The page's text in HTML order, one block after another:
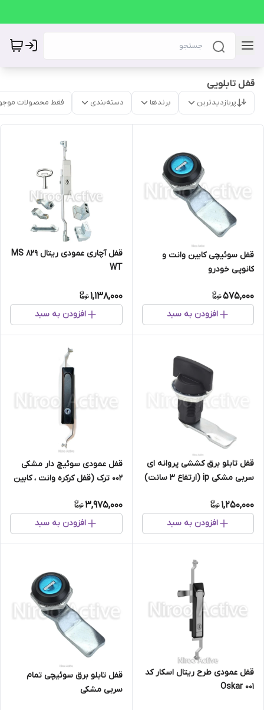
قفل تابلویی
پربازدیدترین برندها دسته‌بندی فقط محصولات
قفل سوئیچی کابین وانت و
کانوپی خودرو
575,000
افزودن به سبد
قفل آچاری عمودی ریتال MS ۸۲۹
WT
1,138,000
افزودن به سبد
قفل تابلو برق کششی پروانه ای
سربی مشکی ip (ارتفاع ۳ سانت)
1,250,000
افزودن به سبد
قفل عمودی سوئیچ دار مشکی
۰۰۲ ترک (قفل کرکره وانت ، کابین
3,975,000
افزودن به سبد
قفل عمودی طرح ریتال اسکار کد
۰۰۱ Oskar
قفل تابلو برق سوئیچی تمام
سربی مشکی